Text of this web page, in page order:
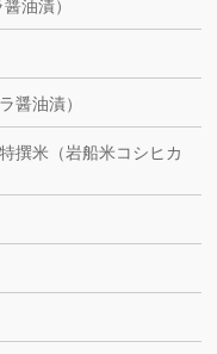
油漬）
醤油漬）
撰米（岩船米コシヒカ